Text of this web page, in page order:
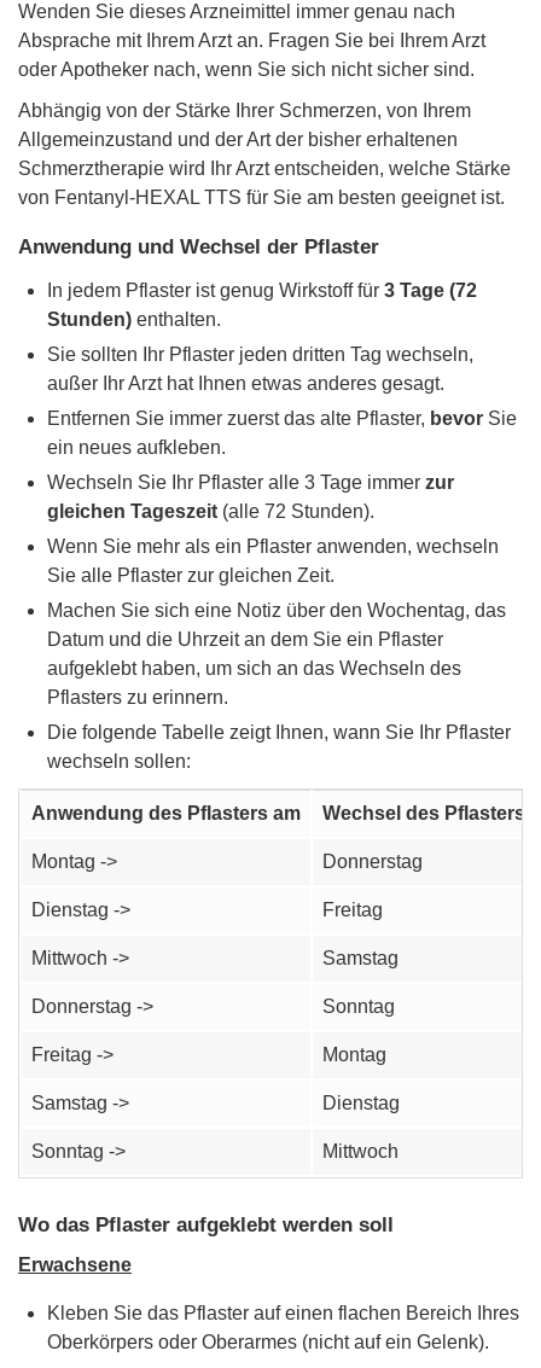
Wenden Sie dieses Arzneimittel immer genau nach
Absprache mit Ihrem Arzt an. Fragen Sie bei Ihrem Arzt
oder Apotheker nach, wenn Sie sich nicht sicher sind.
Abhängig von der Stärke Ihrer Schmerzen, von Ihrem
Allgemeinzustand und der Art der bisher erhaltenen
Schmerztherapie wird Ihr Arzt entscheiden, welche Stärke
von Fentanyl-HEXAL TTS für Sie am besten geeignet ist.
Anwendung und Wechsel der Pflaster
In jedem Pflaster ist genug Wirkstoff für 3 Tage (72
Stunden) enthalten.
Sie sollten Ihr Pflaster jeden dritten Tag wechseln,
außer Ihr Arzt hat Ihnen etwas anderes gesagt.
Entfernen Sie immer zuerst das alte Pflaster, bevor Sie
ein neues aufkleben.
Wechseln Sie Ihr Pflaster alle 3 Tage immer zur
gleichen Tageszeit (alle 72 Stunden).
Wenn Sie mehr als ein Pflaster anwenden, wechseln
Sie alle Pflaster zur gleichen Zeit.
Machen Sie sich eine Notiz über den Wochentag, das
Datum und die Uhrzeit an dem Sie ein Pflaster
aufgeklebt haben, um sich an das Wechseln des
Pflasters zu erinnern.
Die folgende Tabelle zeigt Ihnen, wann Sie Ihr Pflaster
wechseln sollen:
Anwendung des Pflasters am Wechsel des Pflasters
Montag -> Donnerstag
Dienstag -> Freitag
Mittwoch -> Samstag
Donnerstag -> Sonntag
Freitag -> Montag
Samstag -> Dienstag
Sonntag -> Mittwoch
Wo das Pflaster aufgeklebt werden soll
Erwachsene
Kleben Sie das Pflaster auf einen flachen Bereich Ihres
Oberkörpers oder Oberarmes (nicht auf ein Gelenk).